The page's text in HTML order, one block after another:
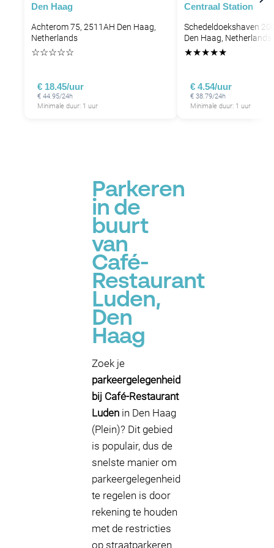
Den Haag
Achterom 75, 2511AH Den Haag,
Netherlands
☆☆☆☆☆
€ 18.45/uur
€ 44.95/24h
Minimale duur: 1 uur
Centraal Station
Schedeldoekshaven
Den Haag, Netherlands
★★★★★
€ 4.54/uur
€ 38.79/24h
Minimale duur: 1 uur
Parkeren
in de
buurt
van
Café-
Restaurant
Luden,
Den
Haag
Zoek je
parkeergelegenheid
bij Café-Restaurant
Luden in Den Haag
(Plein)? Dit gebied
is populair, dus de
snelste manier om
parkeergelegenheid
te regelen is door
rekening te houden
met de restricties
op straatparkeren